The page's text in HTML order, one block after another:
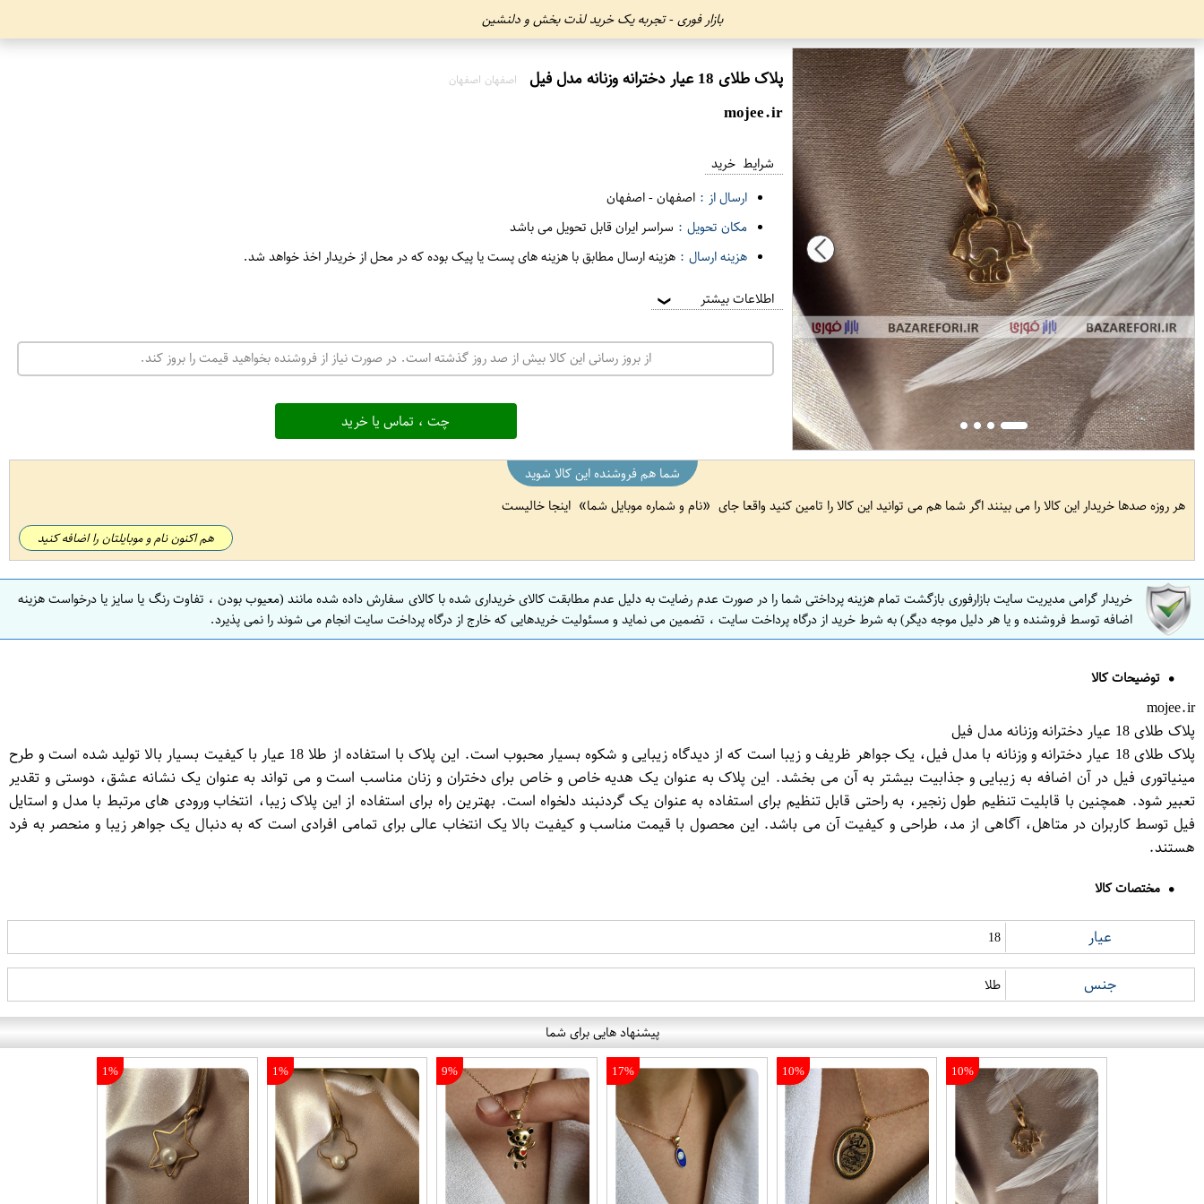
بازار فوری - تجربه یک خرید لذت بخش و دلنشین
پلاک طلای 18 عیار دخترانه وزنانه مدل فیل اصفهان اصفهان
mojee.ir
شرایط خرید
ارسال از : اصفهان-اصفهان
مکان تحویل : سراسر ایران قابل تحویل می باشد
هزینه ارسال : هزینه ارسال مطابق با هزینه های پست یا پیک بوده که در محل از خریدار اخذ خواهد شد.
اطلاعات بیشتر ❯
از بروز رسانی این کالا بیش از صد روز گذشته است. در صورت نیاز از فروشنده بخواهید قیمت را بروز کند.
چت ، تماس یا خرید
شما هم فروشنده این کالا شوید
هر روزه صدها خریدار این کالا را می بینند اگر شما هم می توانید این کالا را تامین کنید واقعا جای
نام و شماره موبایل شما اینجا خالیست
هم اکنون نام و موبایلتان را اضافه کنید
خریدار گرامی مدیریت سایت بازارفوری بازگشت تمام هزینه پرداختی شما را در صورت عدم رضایت به دلیل عدم مطابقت کالای خریداری شده با کالای سفارش داده شده مانند (معیوب بودن ، تفاوت رنگ یا سایز یا درخواست هزینه
اضافه توسط فروشنده و یا هر دلیل موجه دیگر) به شرط خرید از درگاه پرداخت سایت ، تضمین می نماید و مسئولیت خریدهایی که خارج از درگاه پرداخت سایت انجام می شوند را نمی پذیرد.
توضیحات کالا
mojee.ir
پلاک طلای 18 عیار دخترانه وزنانه مدل فیل
پلاک طلای 18 عیار دخترانه و وزنانه با مدل فیل، یک جواهر ظریف و زیبا است که از دیدگاه زیبایی و شکوه بسیار محبوب است. این پلاک با استفاده از طلا 18 عیار با کیفیت بسیار بالا تولید شده است و طرح
مینیاتوری فیل در آن اضافه به زیبایی و جذابیت بیشتر به آن می بخشد. این پلاک به عنوان یک هدیه خاص و خاص برای دختران و زنان مناسب است و می تواند به عنوان یک نشانه عشق، دوستی و تقدیر
تعبیر شود. همچنین با قابلیت تنظیم طول زنجیر، به راحتی قابل تنظیم برای استفاده به عنوان یک گردنبند دلخواه است. بهترین راه برای استفاده از این پلاک زیبا، انتخاب ورودی های مرتبط با مدل و استایل
فیل توسط کاربران در متاهل، آگاهی از مد، طراحی و کیفیت آن می باشد. این محصول با قیمت مناسب و کیفیت بالا یک انتخاب عالی برای تمامی افرادی است که به دنبال یک جواهر زیبا و منحصر به فرد
هستند.
مختصات کالا
عیار 18
جنس طلا
پیشنهاد هایی برای شما
10%
10%
17%
9%
1%
1%